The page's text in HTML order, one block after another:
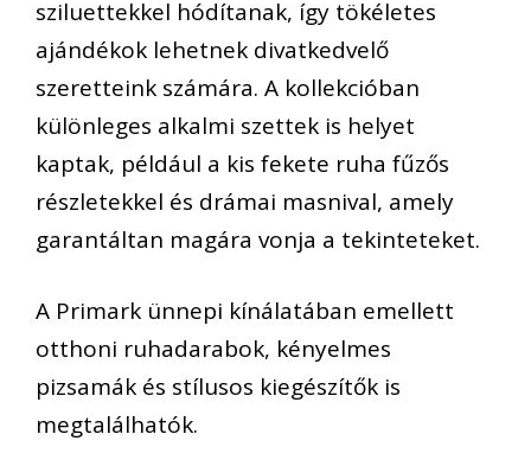
sziluettekkel hódítanak, így tökéletes
ajándékok lehetnek divatkedvelő
szeretteink számára. A kollekcióban
különleges alkalmi szettek is helyet
kaptak, például a kis fekete ruha fűzős
részletekkel és drámai masnival, amely
garantáltan magára vonja a tekinteteket.
A Primark ünnepi kínálatában emellett
otthoni ruhadarabok, kényelmes
pizsamák és stílusos kiegészítők is
megtalálhatók.